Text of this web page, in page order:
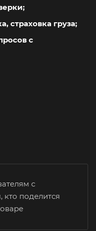
страховка груза;
с
с
поделится